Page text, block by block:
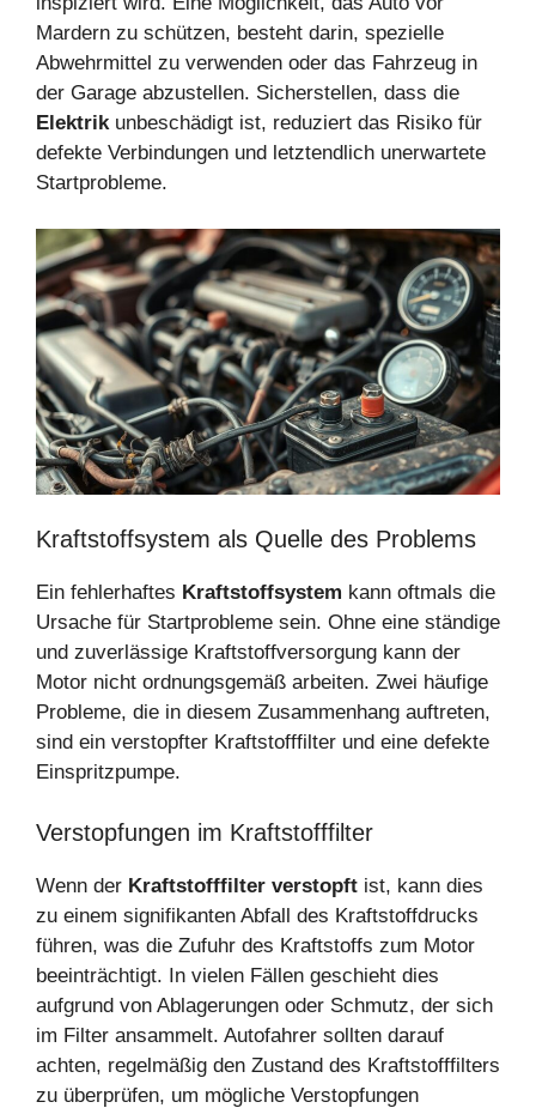
Mardern zu schützen, besteht darin, spezielle
Abwehrmittel zu verwenden oder das Fahrzeug in
der Garage abzustellen. Sicherstellen, dass die
Elektrikunbeschädigt ist, reduziert das Risiko für
defekte Verbindungen und letztendlich unerwartete
Startprobleme.
Kraftstoffsystem als Quelle des Problems
Ein fehlerhaftes Kraftstoffsystem kann oftmals die
Ursache für Startprobleme sein. Ohne eine ständige
und zuverlässige Kraftstoffversorgung kann der
Motor nicht ordnungsgemäß arbeiten. Zwei häufige
Probleme, die in diesem Zusammenhang auftreten,
sind ein verstopfter Kraftstofffilter und eine defekte
Einspritzpumpe.
Verstopfungen im Kraftstofffilter
Wenn der Kraftstofffilter verstopft ist, kann dies
zu einem signifikanten Abfall des Kraftstoffdrucks
führen, was die Zufuhr des Kraftstoffs zum Motor
beeinträchtigt. In vielen Fällen geschieht dies
aufgrund von Ablagerungen oder Schmutz, der sich
im Filter ansammelt. Autofahrer sollten darauf
achten, regelmäßig den Zustand des Kraftstofffilters
zu überprüfen, um mögliche Verstopfungen